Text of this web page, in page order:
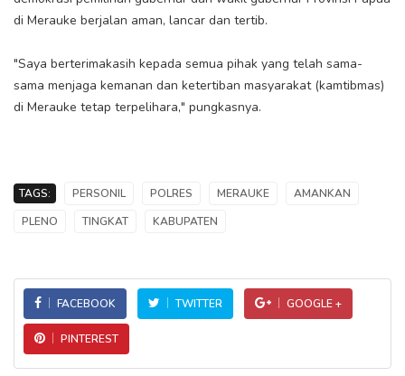
di Merauke berjalan aman, lancar dan tertib.
"Saya berterimakasih kepada semua pihak yang telah sama-
sama menjaga kemanan dan ketertiban masyarakat (kamtibmas)
di Merauke tetap terpelihara," pungkasnya.
TAGS: PERSONIL POLRES MERAUKE
AMANKAN
PLENO
TINGKAT KABUPATEN
FACEBOOK TWITTER GOOGLE +
PINTEREST